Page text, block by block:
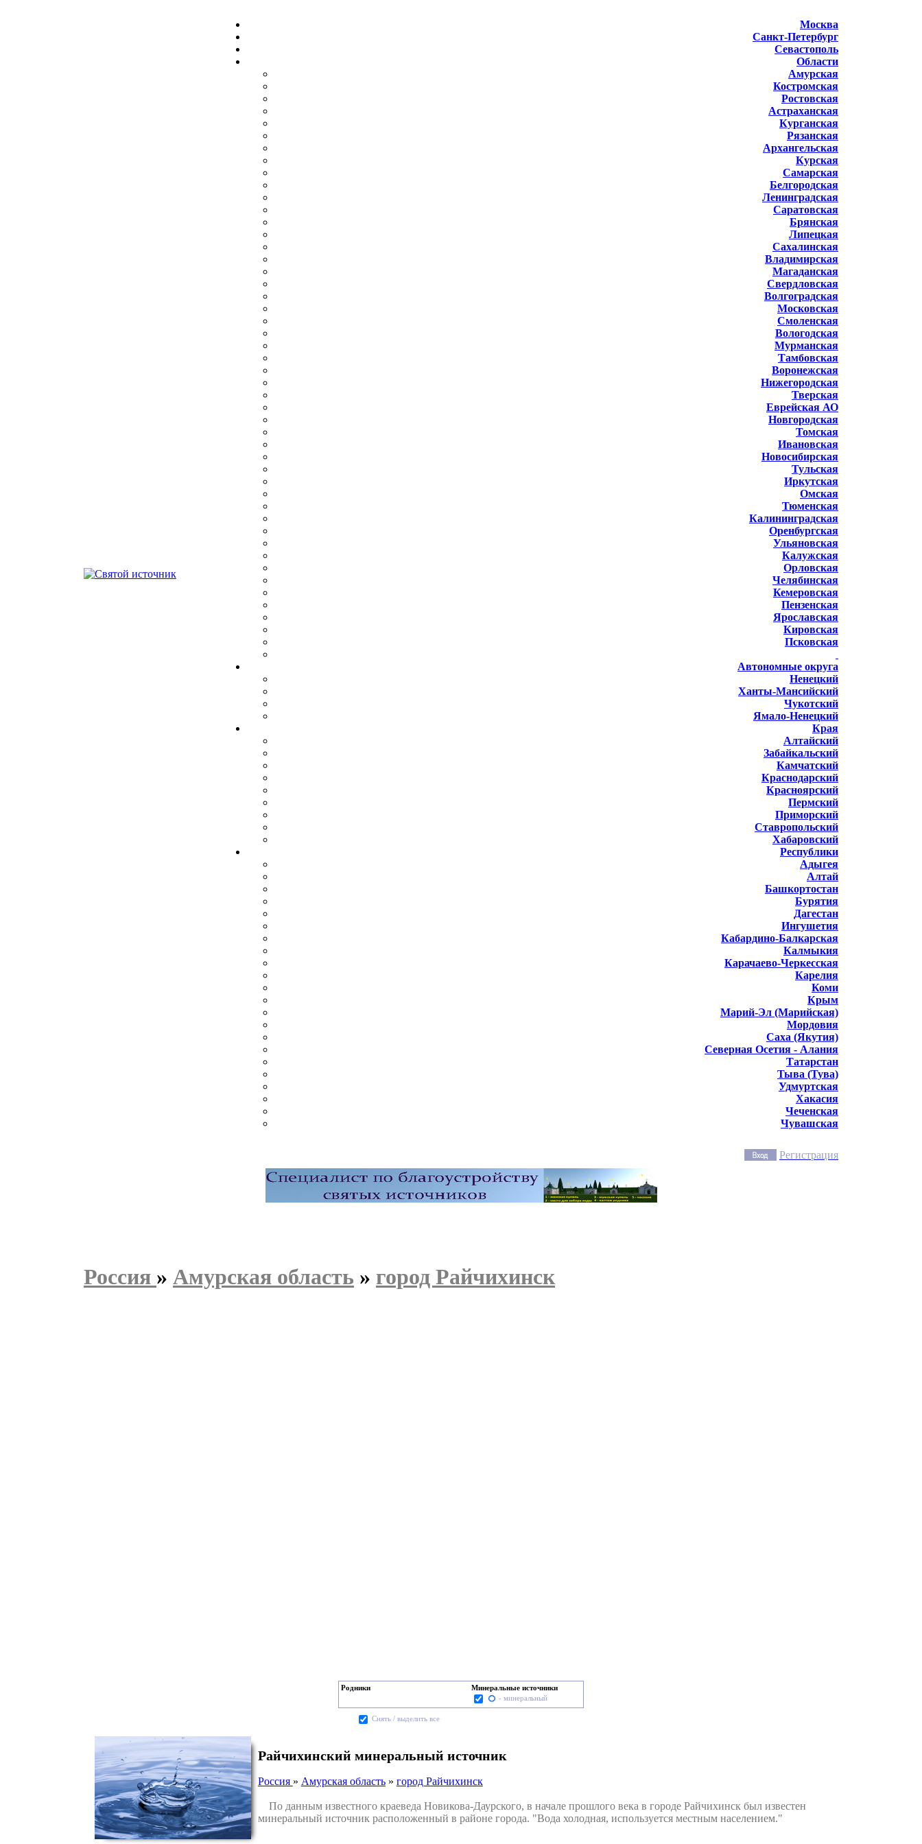
Москва
Санкт-Петербург
Севастополь
Области
Амурская
Костромская
Ростовская
Астраханская
Курганская
Рязанская
Архангельская
Курская
Самарская
Белгородская
Ленинградская
Саратовская
Брянская
Липецкая
Сахалинская
Владимирская
Магаданская
Свердловская
Волгоградская
Московская
Смоленская
Вологодская
Мурманская
Тамбовская
Воронежская
Нижегородская
Тверская
Еврейская АО
Новгородская
Томская
Ивановская
Новосибирская
Тульская
Иркутская
Омская
Тюменская
Калининградская
Оренбургская
Ульяновская
Калужская
Орловская
Челябинская
Кемеровская
Пензенская
Ярославская
Кировская
Псковская
Автономные округа
Ненецкий
Ханты-Мансийский
Чукотский
Ямало-Ненецкий
Края
Алтайский
Забайкальский
Камчатский
Краснодарский
Красноярский
Пермский
Приморский
Ставропольский
Хабаровский
Республики
Адыгея
Алтай
Башкортостан
Бурятия
Дагестан
Ингушетия
Кабардино-Балкарская
Калмыкия
Карачаево-Черкесская
Карелия
Коми
Крым
Марий-Эл (Марийская)
Мордовия
Саха (Якутия)
Северная Осетия - Алания
Татарстан
Тыва (Тува)
Удмуртская
Хакасия
Чеченская
Чувашская
Регистрация
Россия » Амурская область » город Райчихинск
Родники
Минеральные источники
- минеральный
Cнять / выделить все
Райчихинский минеральный источник
Россия » Амурская область» город Райчихинск
По данным известного краеведа Новикова-Даурского, в начале прошлого века в городе Райчихинск был известен
минеральный источник расположенный в районе города. "Вода холодная, используется местным населением."